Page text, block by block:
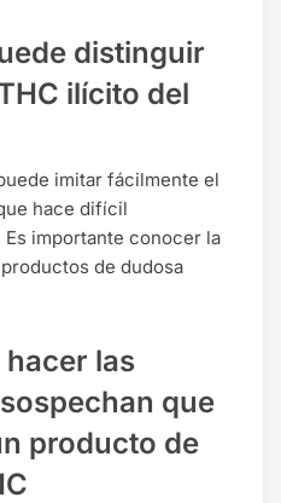
distinguir
ilícito del
imitar fácilmente el
hace difícil
importante conocer la
de dudosa
hacer las
que
producto de